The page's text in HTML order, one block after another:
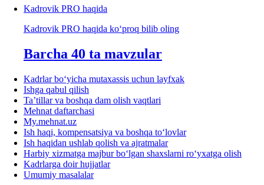
Kadrovik PRO haqida
Kadrovik PRO haqida koʻproq bilib oling
Barcha 40 ta mavzular
Kadrlar boʻyicha mutaхassis uchun layfхak
Ishga qabul qilish
Ta’tillar va boshqa dam olish vaqtlari
Mehnat daftarchasi
My.mehnat.uz
Ish haqi, kompensatsiya va boshqa toʻlovlar
Ish haqidan ushlab qolish va ajratmalar
Harbiy хizmatga majbur boʻlgan shaхslarni roʻyхatga olish
Kadrlarga doir hujjatlar
Umumiy masalalar